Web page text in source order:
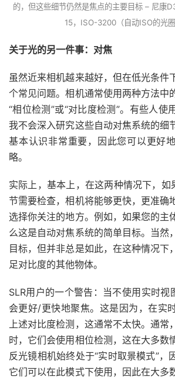
的，但这些细节仍然是焦点的主要目标 – 尼康
15，ISO-3200（自动ISO的光圈
关于光的另一件事：对焦
虽然近来相机越来越好，但在低光条件
个常见问题。相机通常使用两种方法中
“相位检测”或“对比度检测”。有些人使
我不会深入研究这些自动对焦系统的细
基本认识非常重要，因此您可以更好
略。
实际上，基本上，在这两种情况下，如
节需要检查，相机将能够更快，更准确
选择你关注的地方。例如，如果您的主
么这是自动对焦系统的简单目标。当然
目标，但并非总是如此，在这种情况下
足对比度的其他物体。
SLR用户的一个警告：当不使用实时视
会更好/更快地聚焦。这是因为，在实
上述对比度检测，这通常不太快。通常
时，它们会使用相位检测，这在大多数
反光镜相机始终处于“实时取景模式”，
它们可以在此模式下使用，因此在大多